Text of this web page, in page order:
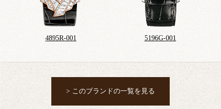
4895R-001 5196G-001
> このブランドの一覧を見る